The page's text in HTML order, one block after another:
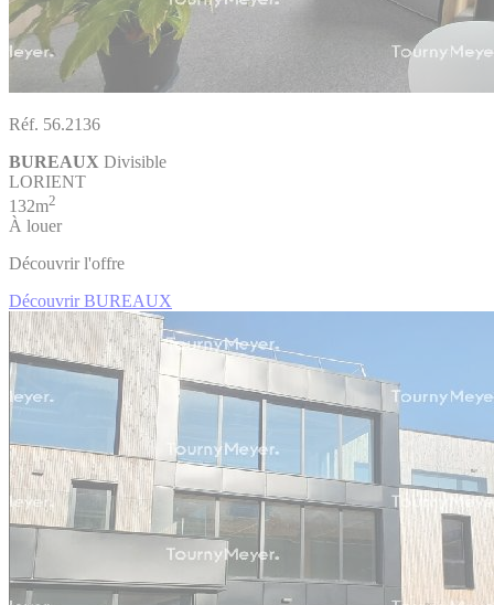
Réf. 56.2136
BUREAUX Divisible
LORIENT
132m2
À louer
Découvrir l'offre
Découvrir BUREAUX